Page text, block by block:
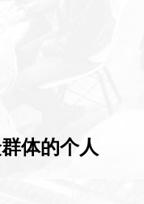
体的个人